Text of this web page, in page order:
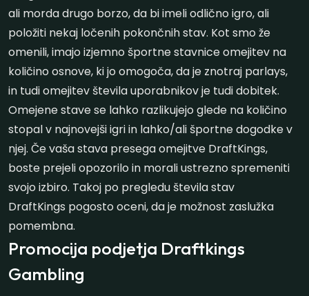
ali morda drugo borzo, da bi imeli odlično igro, ali
položiti nekaj ločenih pokončnih stav. Kot smo že
omenili, imajo izjemno športne stavnice omejitev na
količino osnove, ki jo omogoča, da je znotraj parlays,
in tudi omejitev števila uporabnikov je tudi dobitek.
Omejene stave se lahko razlikujejo glede na količino
stopal v najnovejši igri in lahko/ali športne dogodke v
njej. Če vaša stava presega omejitve DraftKings,
boste prejeli opozorilo in morali ustrezno spremeniti
svojo izbiro. Takoj po pregledu števila stav
DraftKings pogosto oceni, da je možnost zaslužka
pomembna.
Promocija podjetja Draftkings
Gambling